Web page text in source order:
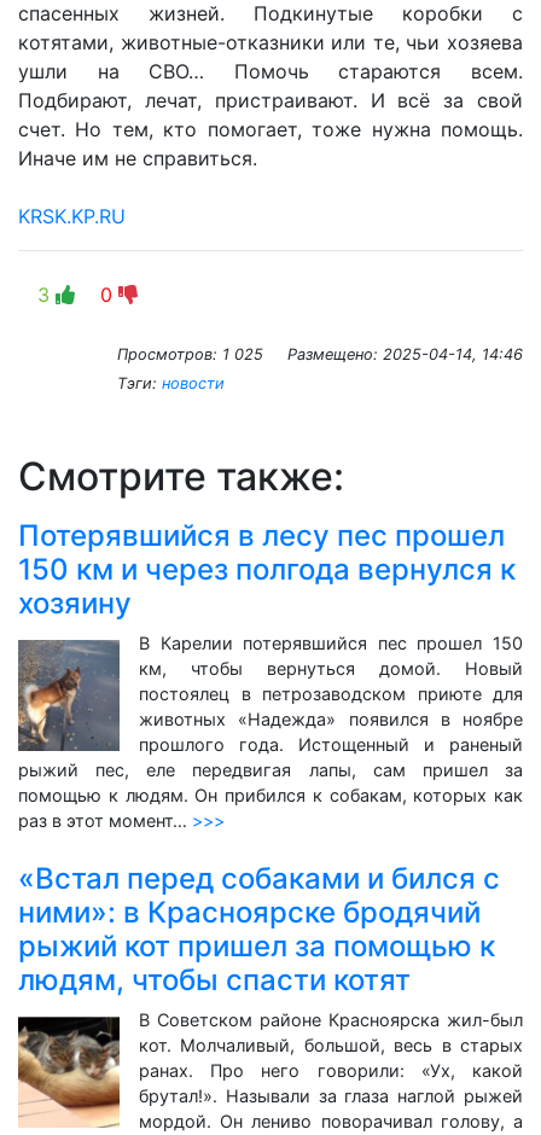
спасенных жизней. Подкинутые коробки с
котятами, животные-отказники или те, чьи хозяева
ушли на СВО… Помочь стараются всем.
Подбирают, лечат, пристраивают. И всё за свой
счет. Но тем, кто помогает, тоже нужна помощь.
Иначе им не справиться.
KRSK.KP.RU
3 0
Просмотров: 1 025 Размещено: 2025-04-14, 14:46
Тэги: новости
Смотрите также:
Потерявшийся в лесу пес прошел
150 км и через полгода вернулся к
хозяину
В Карелии потерявшийся пес прошел 150
км, чтобы вернуться домой. Новый
постоялец в петрозаводском приюте для
животных «Надежда» появился в ноябре
прошлого года. Истощенный и раненый
рыжий пес, еле передвигая лапы, сам пришел за
помощью к людям. Он прибился к собакам, которых как
раз в этот момент… >>>
«Встал перед собаками и бился с
ними»: в Красноярске бродячий
рыжий кот пришел за помощью к
людям, чтобы спасти котят
В Советском районе Красноярска жил-был
кот. Молчаливый, большой, весь в старых
ранах. Про него говорили: «Ух, какой
брутал!». Называли за глаза наглой рыжей
мордой. Он лениво поворачивал голову, а